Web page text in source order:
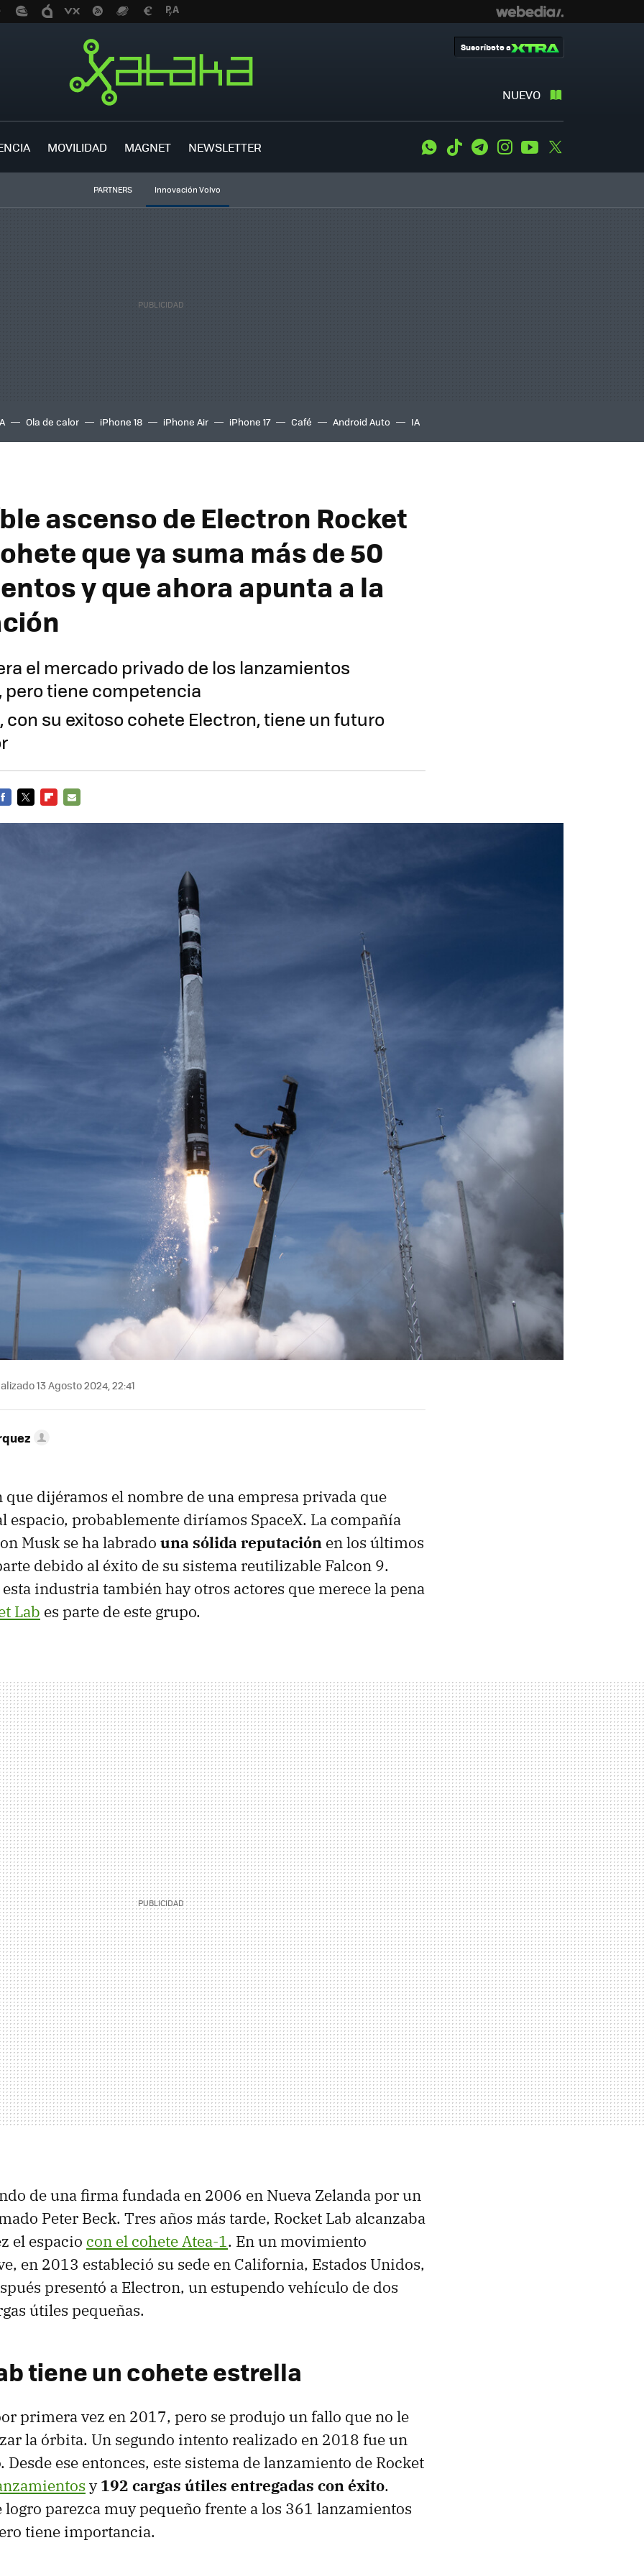
NUEVO
Suscríbete a
MOVILIDAD MAGNET NEWSLETTER WhatsApp
Tiktok TelegramInstagramYoutube
PARTNERS Innovación Volvo
Ola de calor iPhone 18 iPhone Air iPhone 17 Café Android Auto IA
ascenso de Electron Rocket
que ya suma más de 50
y que ahora apunta a la
el mercado privado de los lanzamientos
pero tiene competencia
con su exitoso cohete Electron, tiene un futuro
13 Agosto 2024, 22:41
que dijéramos el nombre de una empresa privada que
espacio, probablemente diríamos SpaceX. La compañía
Musk se ha labrado una sólida reputación en los últimos
debido al éxito de su sistema reutilizable Falcon 9.
industria también hay otros actores que merece la pena
Lab es parte de este grupo.
de una firma fundada en 2006 en Nueva Zelanda por un
Peter Beck. Tres años más tarde, Rocket Lab alcanzaba
el espacio con el cohete Atea-1. En un movimiento
en 2013 estableció su sede en California, Estados Unidos,
presentó a Electron, un estupendo vehículo de dos
útiles pequeñas.
tiene un cohete estrella
primera vez en 2017, pero se produjo un fallo que no le
la órbita. Un segundo intento realizado en 2018 fue un
ese entonces, este sistema de lanzamiento de Rocket
y192 cargas útiles entregadas con éxito.
logro parezca muy pequeño frente a los 361 lanzamientos
tiene importancia.